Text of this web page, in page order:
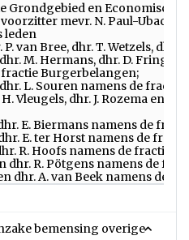
Grondgebied en Economische
mevr. N. Paul-Ubachs
leden
van Bree, dhr. T. Wetzels, dhr.
M. Hermans, dhr. D. Frings,
Burgerbelangen;
L. Souren namens de
Vleugels, dhr. J. Rozema en
E. Biermans namens de
E. ter Horst namens de
R. Hoofs namens de fractie
dhr. R. Pötgens namens de
dhr. A. van Beek namens de
bemensing overige